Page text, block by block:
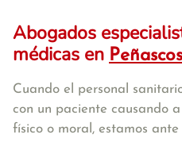
Abogados
médicas en
Cuando el personal
con un paciente causando
físico o moral, estamos